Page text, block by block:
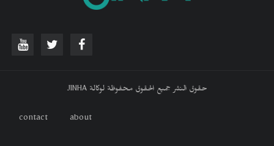
حقوق النشر جميع الحقوق محفوظة لوكالة JINHA
about
contact